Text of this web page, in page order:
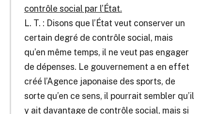
contrôle social par l’État.
L. T. : Disons que l’État veut conserver un
certain degré de contrôle social, mais
qu’en même temps, il ne veut pas engager
de dépenses. Le gouvernement a en effet
créé l’Agence japonaise des sports, de
sorte qu’en ce sens, il pourrait sembler qu’il
y ait davantage de contrôle social, mais si